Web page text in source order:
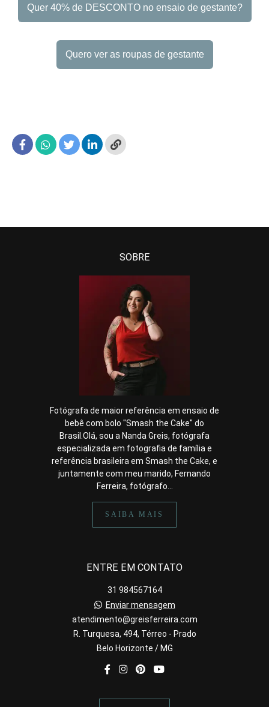
Quer 40% de DESCONTO no ensaio de gestante?
Quero ver as roupas de gestante
SOBRE
Fotógrafa de maior referência em ensaio de
bebê com bolo "Smash the Cake" do
Brasil.Olá, sou a Nanda Greis, fotógrafa
especializada em fotografia de família e
referência brasileira em Smash the Cake, e
juntamente com meu marido, Fernando
Ferreira, fotógrafo...
SAIBA MAIS
ENTRE EM CONTATO
31 984567164
Enviar mensagem
atendimento@greisferreira.com
R. Turquesa, 494, Térreo - Prado
Belo Horizonte / MG